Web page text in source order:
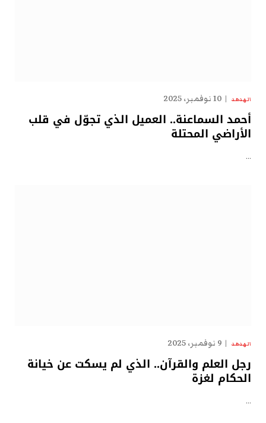
الهدهد 10 نوفمبر، 2025
أحمد السماعنة.. العميل الذي تجوّل في قلب
الأراضي المحتلة
…
الهدهد 9 نوفمبر، 2025
رجل العلم والقرآن.. الذي لم يسكت عن خيانة
الحكام لغزة
…